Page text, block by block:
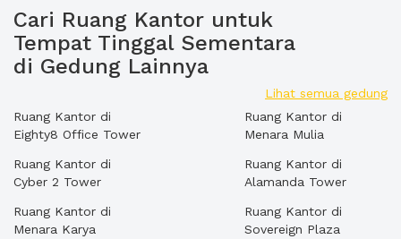
Cari Ruang Kantor untuk
Tempat Tinggal Sementara
di Gedung Lainnya
Lihat semua gedung
Ruang Kantor di
Eighty8 Office Tower
Ruang Kantor di
Cyber 2 Tower
Ruang Kantor di
Menara Karya
Ruang Kantor di
Menara Mulia
Ruang Kantor di
Alamanda Tower
Ruang Kantor di
Sovereign Plaza